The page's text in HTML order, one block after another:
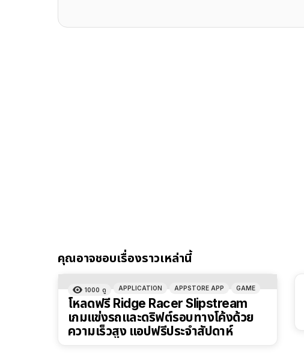
คุณอาจชอบเรื่องราวเหล่านี้
1000 ดู APPLICATION APPSTORE APP GAME
โหลดฟรี Ridge Racer Slipstream
เกมแข่งรถและดริฟต์รอบทางโค้งด้วย
ความเร็วสูง แอปฟรีประจำสัปดาห์